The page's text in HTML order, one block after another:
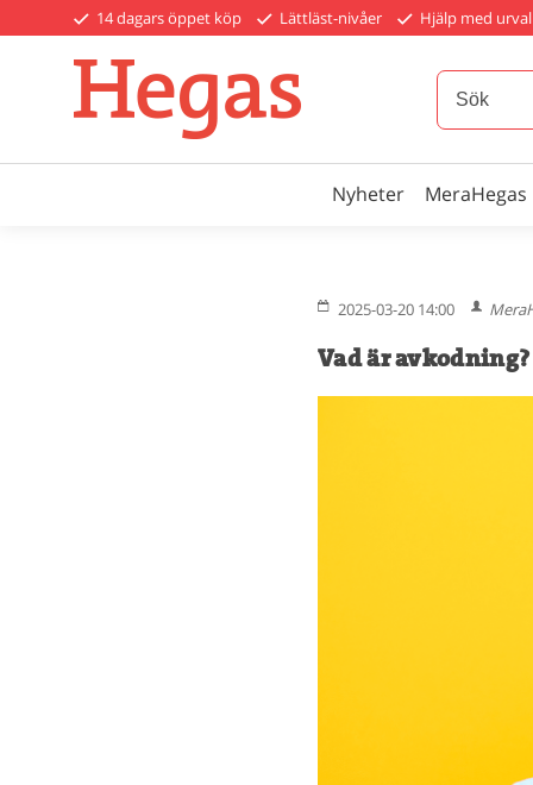
14 dagars öppet köp Lättläst-nivåer Hjälp med urval
Nyheter MeraHegas
2025-03-20 14:00
Vad är avkodning?